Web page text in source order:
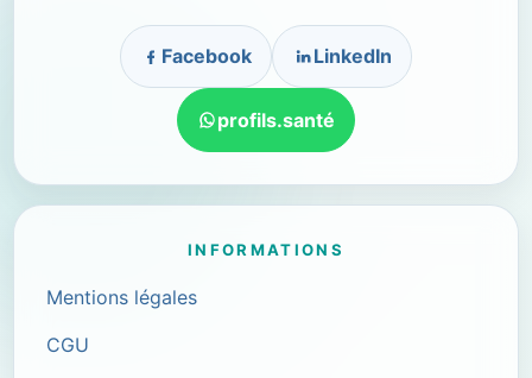
Facebook LinkedIn
profils.santé
INFORMATIONS
Mentions légales
CGU